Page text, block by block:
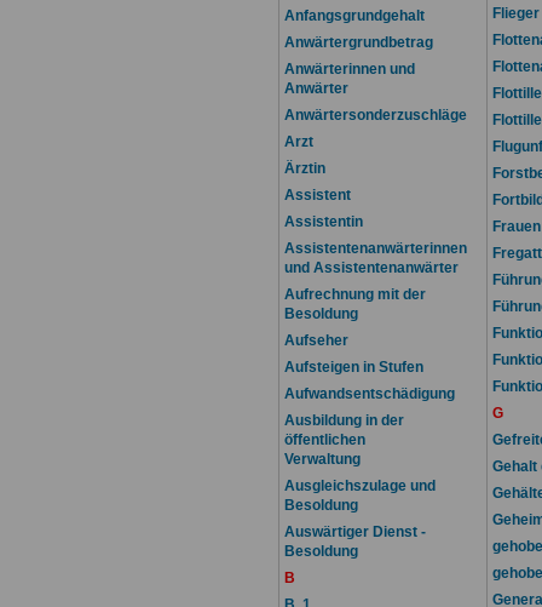
Anfangsgrundgehalt
Anwärtergrundbetrag
Anwärterinnen und
Anwärter
Anwärtersonderzuschläge
Arzt
Ärztin
Assistent
Assistentin
Assistentenanwärterinnen
und Assistentenanwärter
Aufrechnung mit der
Besoldung
Aufseher
Aufsteigen in Stufen
Aufwandsentschädigung
Ausbildung in der
öffentlichen
Verwaltung
Ausgleichszulage und
Besoldung
Auswärtiger Dienst -
Besoldung
B
Flieger
G
Gehalt